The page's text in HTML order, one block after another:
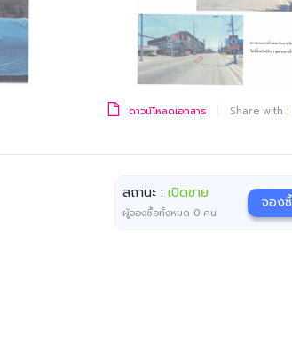
ดาวน์โหลดเอกสาร Share with :
สถานะ : เปิดขาย
ผู้จองซื้อทั้งหมด 0คน
จอง